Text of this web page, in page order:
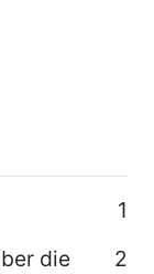
1
2
die